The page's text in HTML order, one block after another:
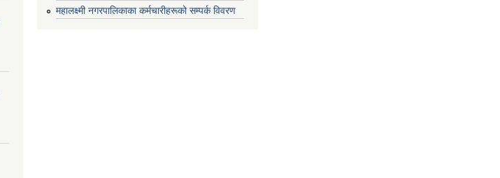
महालक्ष्मी नगरपालिकाका कर्मचारीहरूको सम्पर्क विवरण